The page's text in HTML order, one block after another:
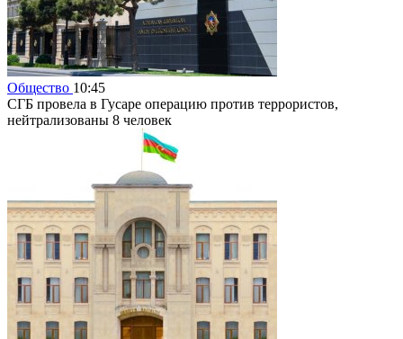
Общество 10:45
СГБ провела в Гусаре операцию против террористов,
нейтрализованы 8 человек